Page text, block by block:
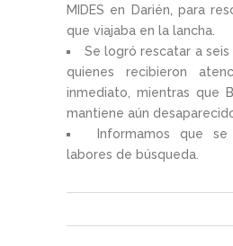
MIDES en Darién, para
que viajaba en la lancha.
Se logró rescatar a seis
quienes recibieron
inmediato, mientras que
mantiene aún
Informamos que
labores de búsqueda.